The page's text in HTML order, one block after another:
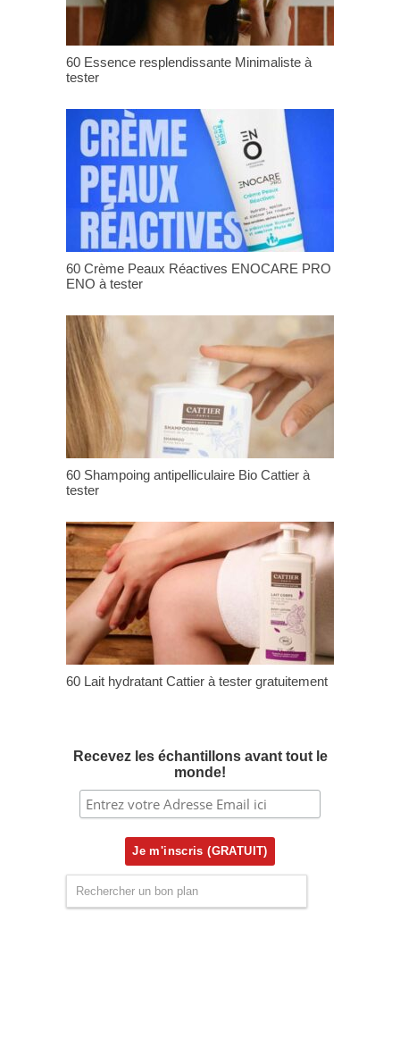
60 Essence resplendissante Minimaliste à
tester
60 Crème Peaux Réactives ENOCARE PRO
ENO à tester
60 Shampoing antipelliculaire Bio Cattier à
tester
60 Lait hydratant Cattier à tester gratuitement
Recevez les échantillons avant tout le
monde!